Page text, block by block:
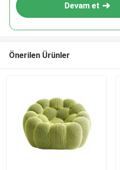
Devam et
Önerilen Ürünler